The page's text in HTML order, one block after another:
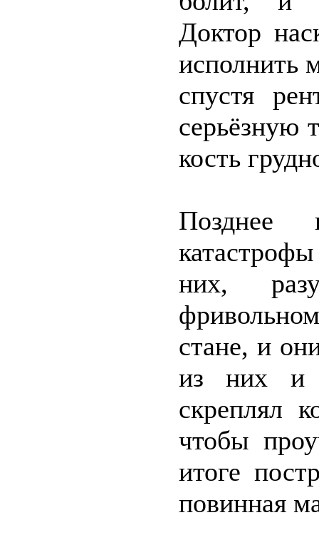
Доктор
исполнить
спустя
серьёзную
кость
Позднее
них,
стане, и
из них и
скреплял
чтобы
итоге
повинная